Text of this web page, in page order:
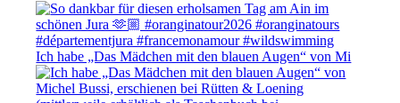
Ich habe „Das Mädchen mit den blauen Augen“ von Mi